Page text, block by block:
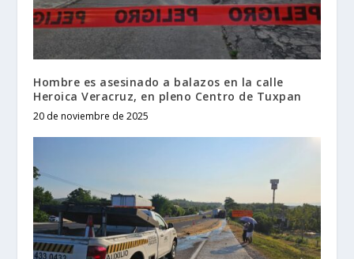
Hombre es asesinado a balazos en la calle
Heroica Veracruz, en pleno Centro de Tuxpan
20 de noviembre de 2025